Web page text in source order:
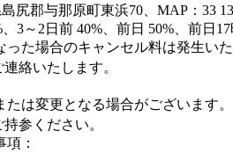
尻郡与那原町東浜70、MAP：33
3～2日前 40%、前日 50%、前日
た場合のキャンセル料は発生いた
絡いたします。
は変更となる場合がございます。
参ください。
：